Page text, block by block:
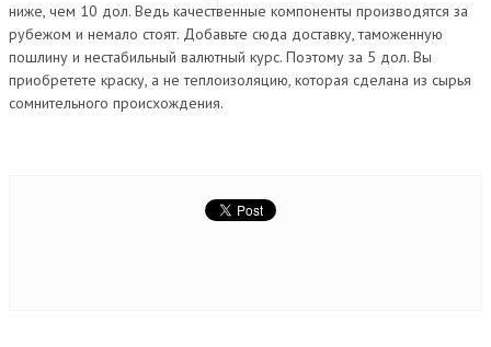
ниже, чем 10 дол. Ведь качественные компоненты производятся за
рубежом и немало стоят. Добавьте сюда доставку, таможенную
пошлину и нестабильный валютный курс. Поэтому за 5 дол. Вы
приобретете краску, а не теплоизоляцию, которая сделана из сырья
сомнительного происхождения.